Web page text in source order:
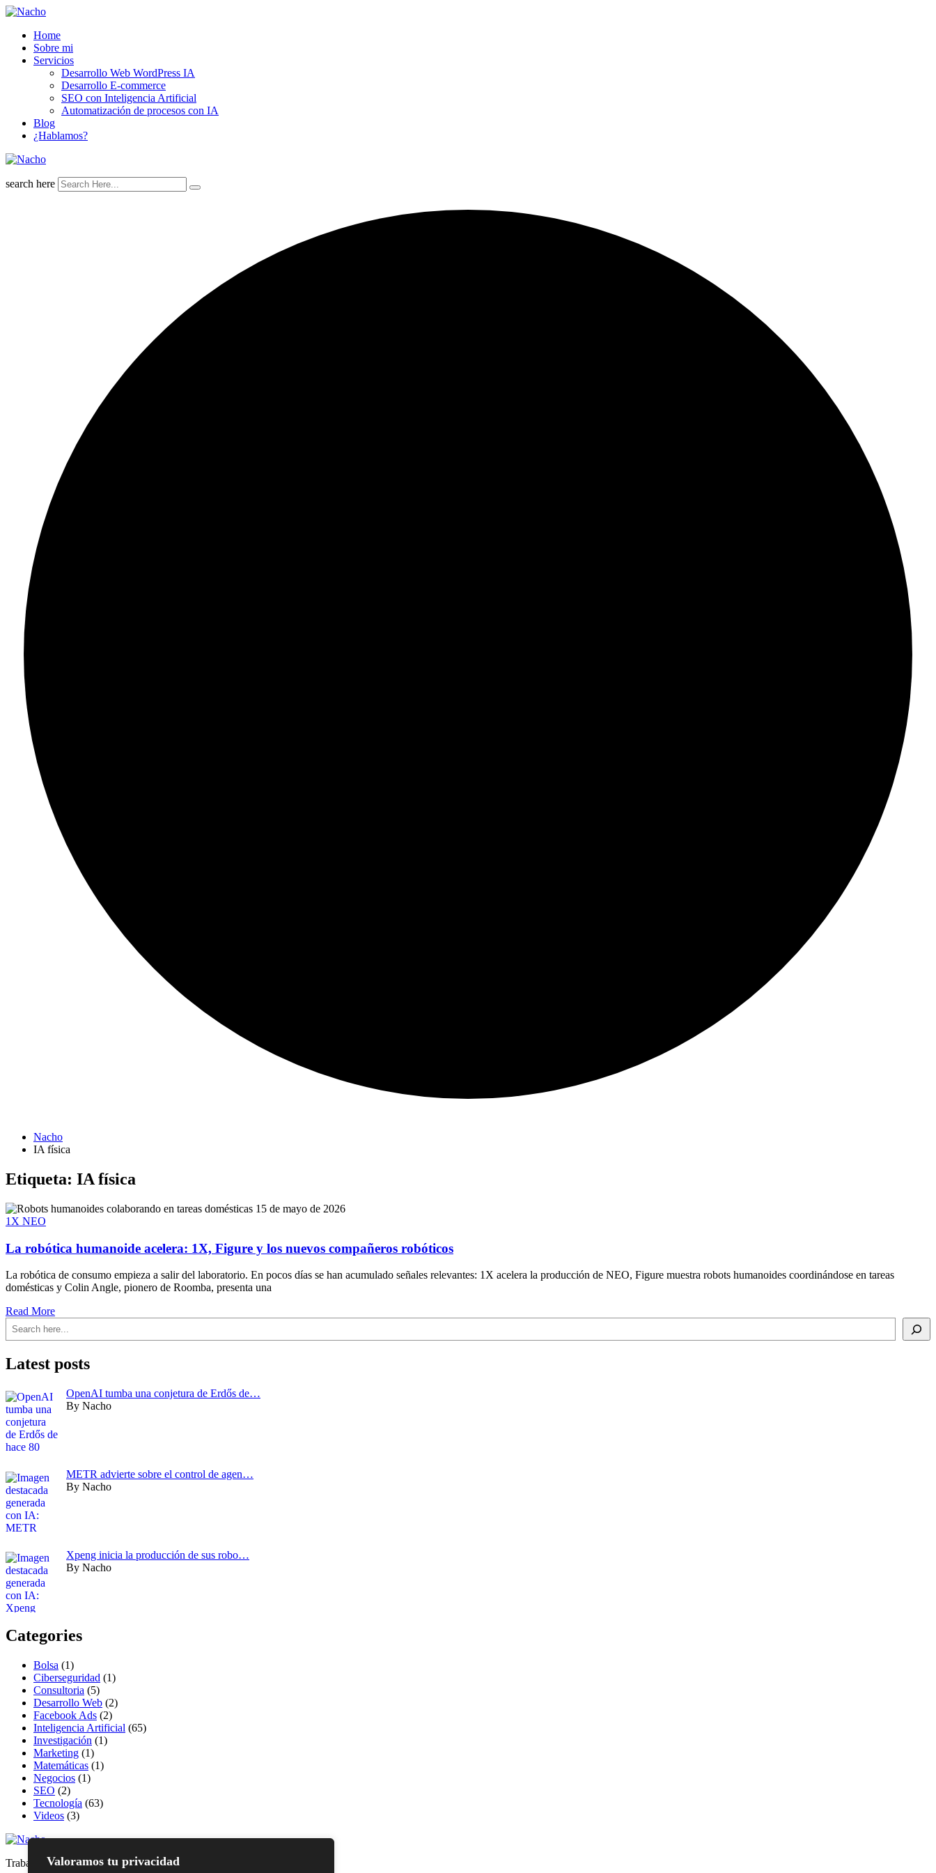
Valoramos tu privacidad
Skip
contentHome
Sobre mi
Servicios
Desarrollo Web WordPress IA
Desarrollo E-commerce
SEO con Inteligencia Artificial
Automatización de procesos con IA
Blog
¿Hablamos?
search here
Nacho
IA física
Etiqueta: IA física
15 de mayo de 2026
1X NEO
La robótica humanoide acelera: 1X, Figure y los nuevos compañeros robóticos
La robótica de consumo empieza a salir del laboratorio. En pocos días se han acumulado señales relevantes: 1X acelera la producción de NEO, Figure muestra robots humanoides coordinándose en tareas
domésticas y Colin Angle, pionero de Roomba, presenta una
Read More
Buscar
Latest posts
OpenAI tumba una conjetura de Erdős de…
By Nacho
METR advierte sobre el control de agen…
By Nacho
Xpeng inicia la producción de sus robo…
By Nacho
Categories
Bolsa (1)
Ciberseguridad (1)
Consultoria (5)
Desarrollo Web (2)
Facebook Ads (2)
Inteligencia Artificial (65)
Investigación (1)
Marketing (1)
Matemáticas (1)
Negocios (1)
SEO (2)
Tecnología (63)
Videos (3)
Trabajemos juntos